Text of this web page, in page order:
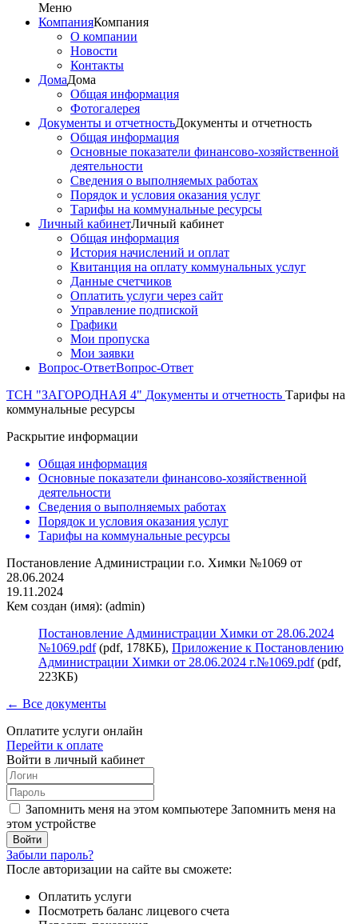
Меню
КомпанияКомпания
О компании
Новости
Контакты
ДомаДома
Общая информация
Фотогалерея
Документы и отчетностьДокументы и отчетность
Общая информация
Основные показатели финансово-хозяйственной
деятельности
Сведения о выполняемых работах
Порядок и условия оказания услуг
Тарифы на коммунальные ресурсы
Личный кабинетЛичный кабинет
Общая информация
История начислений и оплат
Квитанция на оплату коммунальных услуг
Данные счетчиков
Оплатить услуги через сайт
Управление подпиской
Графики
Мои пропуска
Мои заявки
Вопрос-ОтветВопрос-Ответ
ТСН "ЗАГОРОДНАЯ 4" Документы и отчетность Тарифы на
коммунальные ресурсы
Раскрытие информации
Общая информация
Основные показатели финансово-хозяйственной
деятельности
Сведения о выполняемых работах
Порядок и условия оказания услуг
Тарифы на коммунальные ресурсы
Постановление Администрации г.о. Химки №1069 от
28.06.2024
19.11.2024
Кем создан (имя): (admin)
Постановление Администрации Химки от 28.06.2024
№1069.pdf(pdf, 178КБ), Приложение к Постановлению
Администрации Химки от 28.06.2024 г.№1069.pdf(pdf,
223КБ)
← Все документы
Оплатите услуги онлайн
Перейти к оплате
Войти в личный кабинет
Запомнить меня на этом компьютере Запомнить меня на
этом устройстве
Забыли пароль?
После авторизации на сайте вы сможете:
Оплатить услуги
Посмотреть баланс лицевого счета